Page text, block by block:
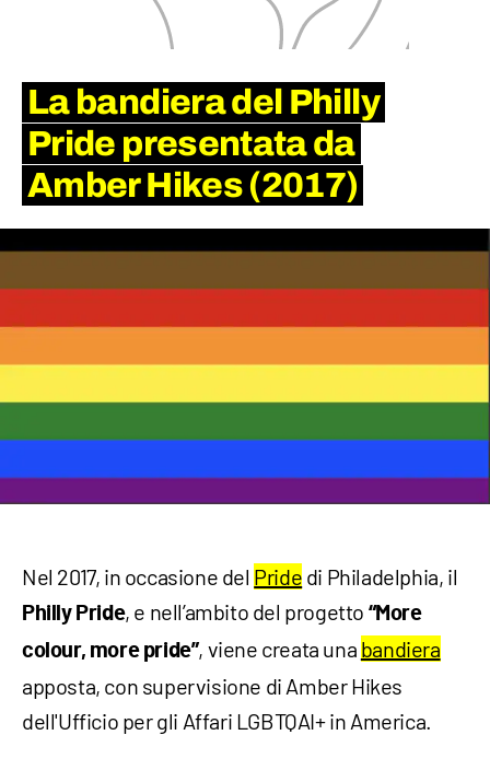
La bandiera del Philly
Pride presentata da
Amber Hikes (2017)
Nel 2017, in occasione del Pride di Philadelphia, il
Philly Pride, e nell’ambito del progetto “More
colour, more pride”, viene creata una bandiera
apposta, con supervisione di Amber Hikes
dell'Ufficio per gli Affari LGBTQAI+ in America.